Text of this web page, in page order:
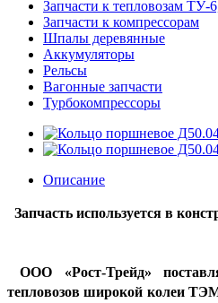
Запчасти к тепловозам
Запчасти к компрессорам
Шпалы деревянные
Аккумуляторы
Рельсы
Вагонные запчасти
Турбокомпрессоры
Описание
Запчасть используется в
ООО «Рост-Трейд»
тепловозов широкой колеи